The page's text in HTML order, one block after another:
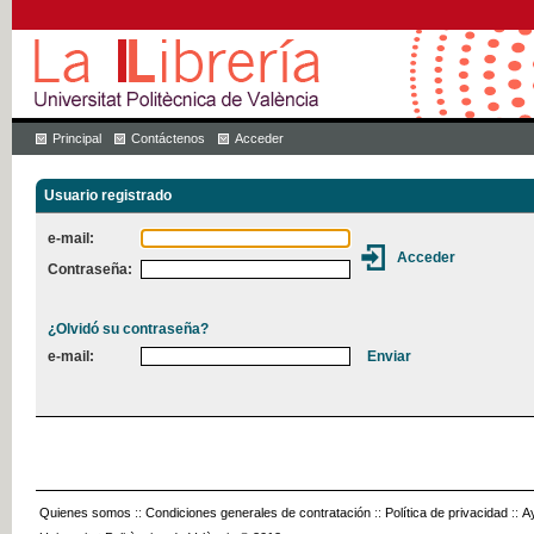
Principal Contáctenos Acceder
Usuario registrado
e-mail:
Contraseña:
¿Olvidó su contraseña?
e-mail:
Quienes somos :: Condiciones generales de contratación :: Política de privacidad ::